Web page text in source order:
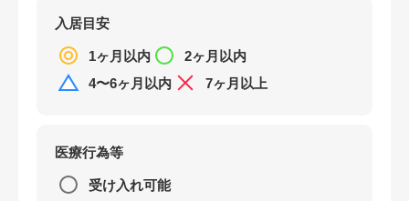
特別養護老人ホーム 中の郷 従来型
特別養護老人ホーム中の郷ユニット型
ケアプラザさがみはら
東橋本ひまわりホーム
入居目安
1ヶ月以内
2ヶ月以内
4〜6ヶ月以内
7ヶ月以上
医療行為等
受け入れ可能